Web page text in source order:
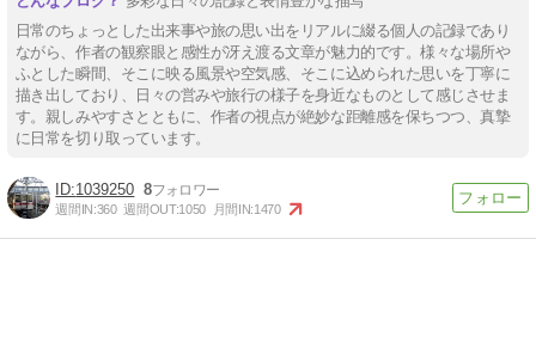
日常のちょっとした出来事や旅の思い出をリアルに綴る個人の記録であり
ながら、作者の観察眼と感性が冴え渡る文章が魅力的です。様々な場所や
ふとした瞬間、そこに映る風景や空気感、そこに込められた思いを丁寧に
描き出しており、日々の営みや旅行の様子を身近なものとして感じさせま
す。親しみやすさとともに、作者の視点が絶妙な距離感を保ちつつ、真摯
に日常を切り取っています。
1039250 8
週間IN:360 週間OUT:1050 月間IN:1470